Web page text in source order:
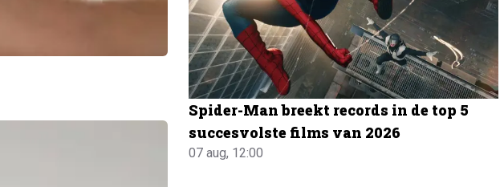
Spider-Man breekt records in de top 5
succesvolste films van 2026
07 aug, 12:00